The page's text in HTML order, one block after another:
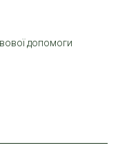
допомоги